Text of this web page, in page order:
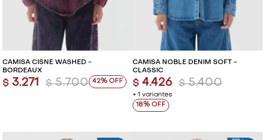
CAMISA CISNE WASHED -
BORDEAUX
$ 3.271 $ 5.700 42
CAMISA NOBLE DENIM SOFT -
CLASSIC
+ 1 variantes
$ 4.426 $ 5.400
18